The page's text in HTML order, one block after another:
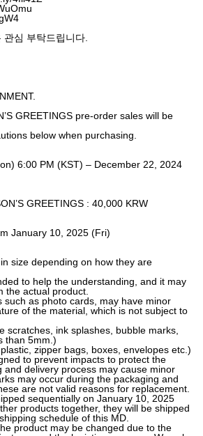
관심 부탁드립니다
GREETINGS pre-order sales will be
below when purchasing.
6:00 PM (KST) – December 22, 2024
GREETINGS : 40,000 KRW
January 10, 2025 (Fri)
size depending on how they are
to help the understanding, and it may
the actual product.
such as photo cards, may have minor
of the material, which is not subject to
scratches, ink splashes, bubble marks,
than 5mm.)
zipper bags, boxes, envelopes etc.)
to prevent impacts to protect the
and delivery process may cause minor
may occur during the packaging and
are not valid reasons for replacement.
sequentially on January 10, 2025
products together, they will be shipped
schedule of this MD.
product may be changed due to the